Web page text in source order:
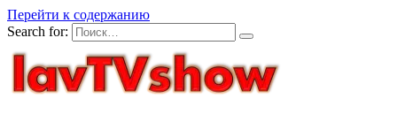
Перейти к содержанию
Search for: